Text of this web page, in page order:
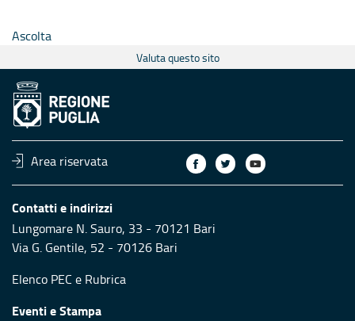
Ascolta
Valuta questo sito
Area riservata
Contatti e indirizzi
Lungomare N. Sauro, 33 - 70121 Bari
Via G. Gentile, 52 - 70126 Bari
Elenco PEC e Rubrica
Eventi e Stampa